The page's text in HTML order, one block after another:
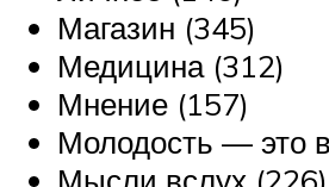
Магазин (345)
Медицина (312)
Мнение (157)
Молодость — это